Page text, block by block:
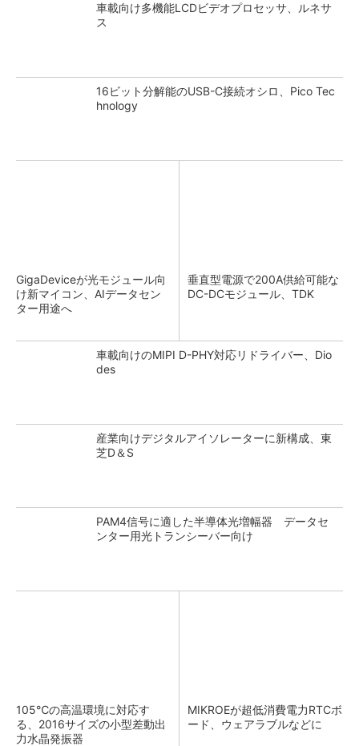
車載向け多機能LCDビデオプロセッサ、ルネサ
ス
16ビット分解能のUSB-C接続オシロ、Pico Tec
hnology
GigaDeviceが光モジュール向
け新マイコン、AIデータセン
ター用途へ
垂直型電源で200A供給可能な
DC-DCモジュール、TDK
車載向けのMIPI D-PHY対応リドライバー、Dio
des
産業向けデジタルアイソレーターに新構成、東
芝D＆S
PAM4信号に適した半導体光増幅器 データセ
ンター用光トランシーバー向け
105℃の高温環境に対応す
る、2016サイズの小型差動出
力水晶発振器
MIKROEが超低消費電力RTCボ
ード、ウェアラブルなどに